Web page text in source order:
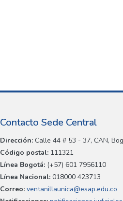
Contacto Sede Central
Dirección: Calle 44 # 53 - 37, CAN,
Código postal: 111321
Línea Bogotá: (+57) 601 7956110
Línea Nacional: 018000 423713
Correo: ventanillaunica@esap.edu.co